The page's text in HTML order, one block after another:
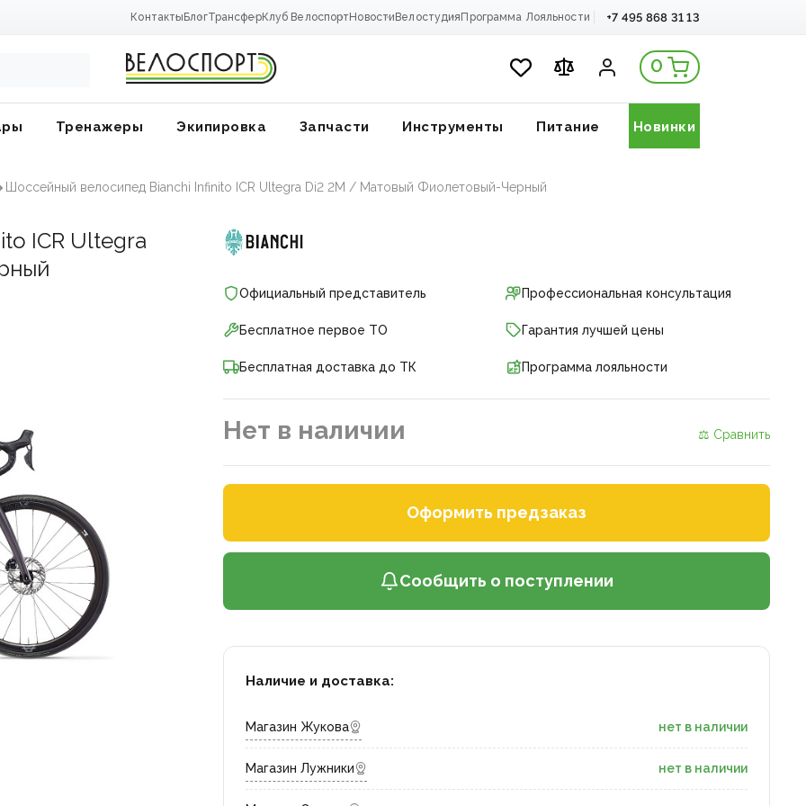
Контакты БлогТрансферКлуб Велоспорт Новости Велостудия Программа Лояльности +7 495 868 31 13
0
Тренажеры Экипировка Запчасти Инструменты Питание Новинки
Шоссейный велосипед Bianchi Infinito ICR Ultegra Di2 2M / Матовый Фиолетовый-Черный
ICR Ultegra
Официальный представитель Профессиональная консультация
Бесплатное первое ТО Гарантия лучшей цены
Бесплатная доставка до ТК Программа лояльности
Нет в наличии ⚖ Сравнить
Оформить предзаказ
Сообщить о поступлении
Наличие и доставка:
Магазин Жукова нет в наличии
Магазин Лужники нет в наличии